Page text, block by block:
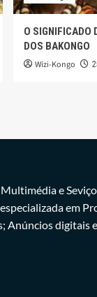
O SIGNIFICADO
DOS BAKONGO
Wizi-Kongo
e
em
Anúncios digitais